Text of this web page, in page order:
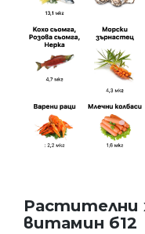
Растителни
витамин б12